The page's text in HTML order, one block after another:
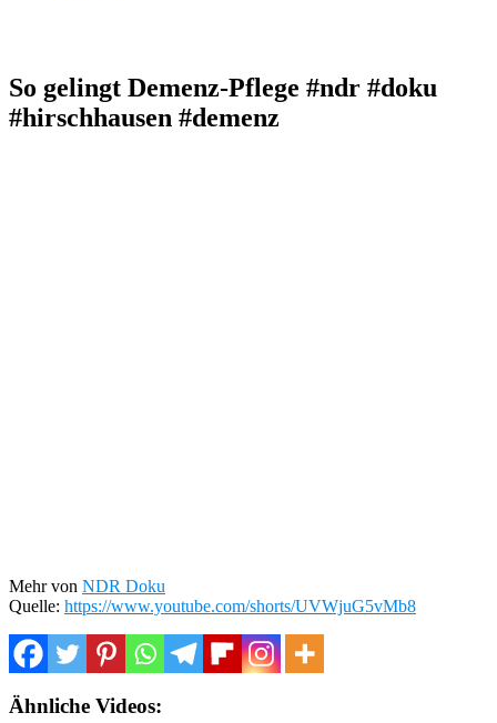
So gelingt Demenz-Pflege #ndr #doku
#hirschhausen #demenz
Mehr von NDR Doku
Quelle: https://www.youtube.com/shorts/UVWjuG5vMb8
Ähnliche Videos: